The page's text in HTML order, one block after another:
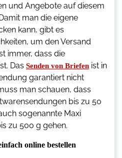
und Angebote auf diesem
man die eigene
kann, gibt es
um den Versand
immer, dass die
Das Senden von Briefen ist in
garantiert nicht
man schauen, dass
bis zu 50
sogenannte Maxi
zu 500 g gehen.
online bestellen